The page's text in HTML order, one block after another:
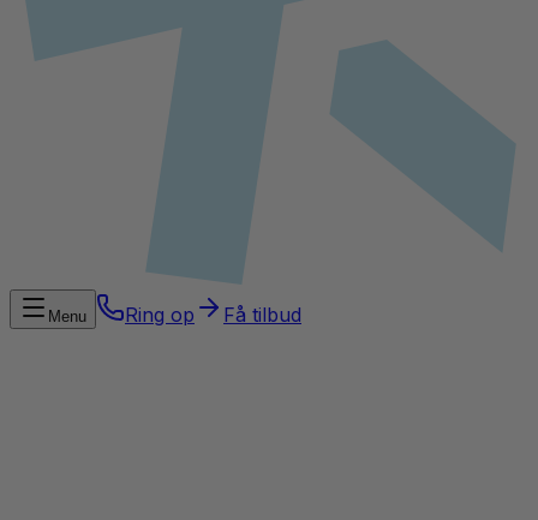
Menu Ring op Få tilbud